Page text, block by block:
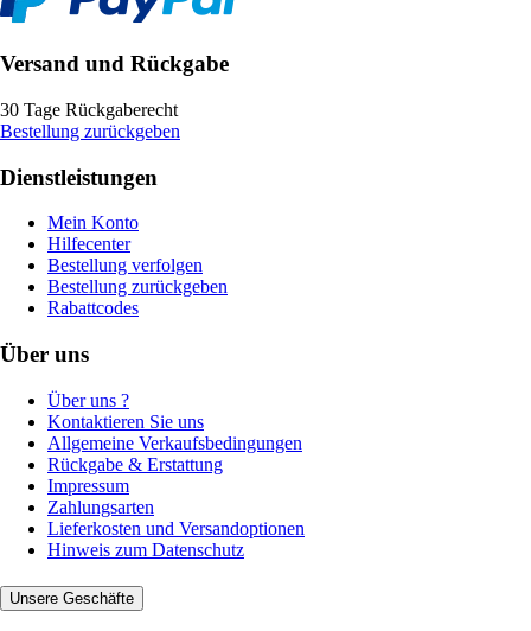
Versand und Rückgabe
30 Tage Rückgaberecht
Bestellung zurückgeben
Dienstleistungen
Mein Konto
Hilfecenter
Bestellung verfolgen
Bestellung zurückgeben
Rabattcodes
Über uns
Über uns ?
Kontaktieren Sie uns
Allgemeine Verkaufsbedingungen
Rückgabe & Erstattung
Impressum
Zahlungsarten
Lieferkosten und Versandoptionen
Hinweis zum Datenschutz
Unsere Geschäfte